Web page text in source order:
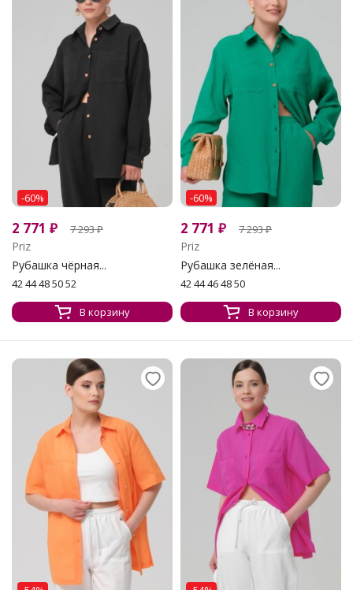
-60%
2 771 ₽ 7 293₽
Priz
Рубашка чёрная...
42 44 48 50 52
В корзину
-60%
2 771 ₽ 7 293₽
Priz
Рубашка зелёная...
42 44 46 48 50
В корзину